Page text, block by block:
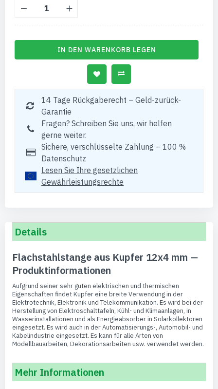
IN DEN WARENKORB LEGEN
14 Tage Rückgaberecht – Geld-zurück-
Garantie
Fragen? Schreiben Sie uns, wir helfen
gerne weiter.
Sichere, verschlüsselte Zahlung – 100 %
Datenschutz
Lesen Sie Ihre gesetzlichen
Gewährleistungsrechte
Details
Flachstahlstange aus Kupfer 12x4 mm —
Produktinformationen
Aufgrund seiner sehr guten elektrischen und thermischen
Eigenschaften findet Kupfer eine breite Verwendung in der
Elektrotechnik, Elektronik und Telekommunikation. Es wird bei der
Herstellung von Elektroschalttafeln, Kühl- und Klimaanlagen, in
Wasserinstallationen und als Energieabsorber in Solarkollektoren
eingesetzt. Es wird auch in der Automatisierungs-, Automobil- und
Kabelindustrie eingesetzt. Es kann für alle Arten von
Modellbauarbeiten, Dekorationsarbeiten usw. verwendet werden.
Mehr Informationen